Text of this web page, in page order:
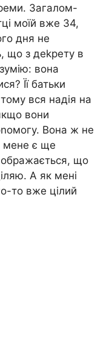
Загалом-
моїй вже 34,
дня не
що з деkрету в
вона
Її батьки
вся надія на
вони
Вона ж не
мене є ще
що
А як мені
то вже цілий